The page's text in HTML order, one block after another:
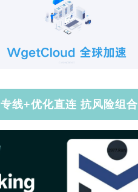
专线+优化直连 抗风险组合